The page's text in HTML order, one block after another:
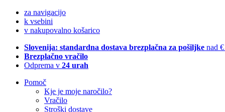
za navigacijo
k vsebini
v nakupovalno košarico
Slovenija: standardna dostava brezplačna za pošiljke nad
Brezplačno vračilo
Odprema v 24 urah
Pomoč
Kje je moje naročilo?
Vračilo
Stroški dostave